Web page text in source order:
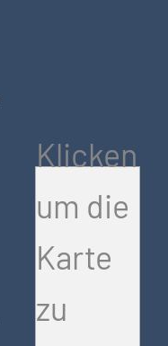
Klicken
um die
Karte
zu